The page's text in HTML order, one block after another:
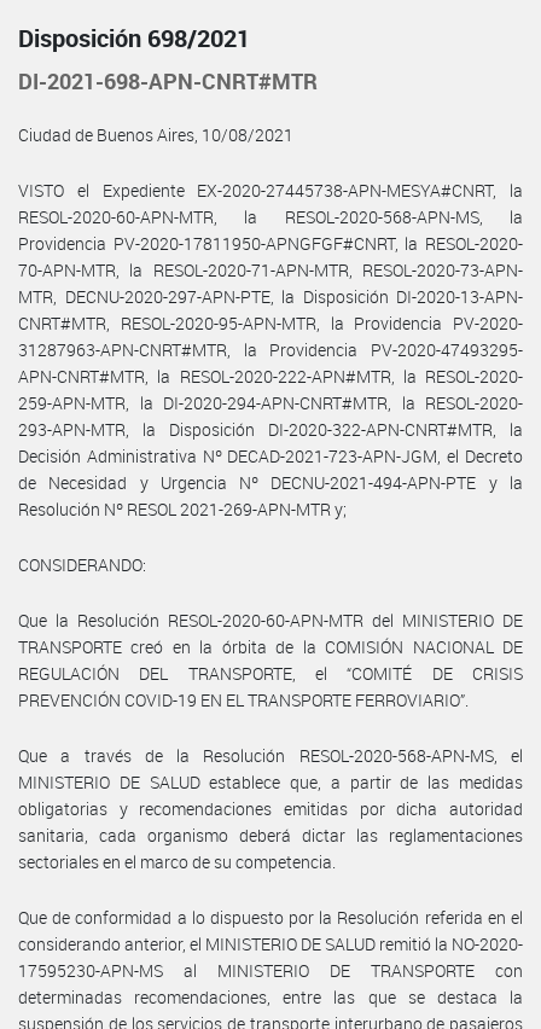
Disposición 698/2021
DI-2021-698-APN-CNRT#MTR
Ciudad de Buenos Aires, 10/08/2021
VISTO el Expediente EX-2020-27445738-APN-MESYA#CNRT, la
RESOL-2020-60-APN-MTR, la RESOL-2020-568-APN-MS, la
Providencia PV-2020-17811950-APNGFGF#CNRT, la RESOL-2020-
70-APN-MTR, la RESOL-2020-71-APN-MTR, RESOL-2020-73-APN-
MTR, DECNU-2020-297-APN-PTE, la Disposición DI-2020-13-APN-
CNRT#MTR, RESOL-2020-95-APN-MTR, la Providencia PV-2020-
31287963-APN-CNRT#MTR, la Providencia PV-2020-47493295-
APN-CNRT#MTR, la RESOL-2020-222-APN#MTR, la RESOL-2020-
259-APN-MTR, la DI-2020-294-APN-CNRT#MTR, la RESOL-2020-
293-APN-MTR, la Disposición DI-2020-322-APN-CNRT#MTR, la
Decisión Administrativa Nº DECAD-2021-723-APN-JGM, el Decreto
de Necesidad y Urgencia Nº DECNU-2021-494-APN-PTE y la
Resolución Nº RESOL 2021-269-APN-MTR y;
CONSIDERANDO:
Que la Resolución RESOL-2020-60-APN-MTR del MINISTERIO DE
TRANSPORTE creó en la órbita de la COMISIÓN NACIONAL DE
REGULACIÓN DEL TRANSPORTE, el “COMITÉ DE CRISIS
PREVENCIÓN COVID-19 EN EL TRANSPORTE FERROVIARIO”.
Que a través de la Resolución RESOL-2020-568-APN-MS, el
MINISTERIO DE SALUD establece que, a partir de las medidas
obligatorias y recomendaciones emitidas por dicha autoridad
sanitaria, cada organismo deberá dictar las reglamentaciones
sectoriales en el marco de su competencia.
Que de conformidad a lo dispuesto por la Resolución referida en el
considerando anterior, el MINISTERIO DE SALUD remitió la NO-2020-
17595230-APN-MS al MINISTERIO DE TRANSPORTE con
determinadas recomendaciones, entre las que se destaca la
suspensión de los servicios de transporte interurbano de pasajeros